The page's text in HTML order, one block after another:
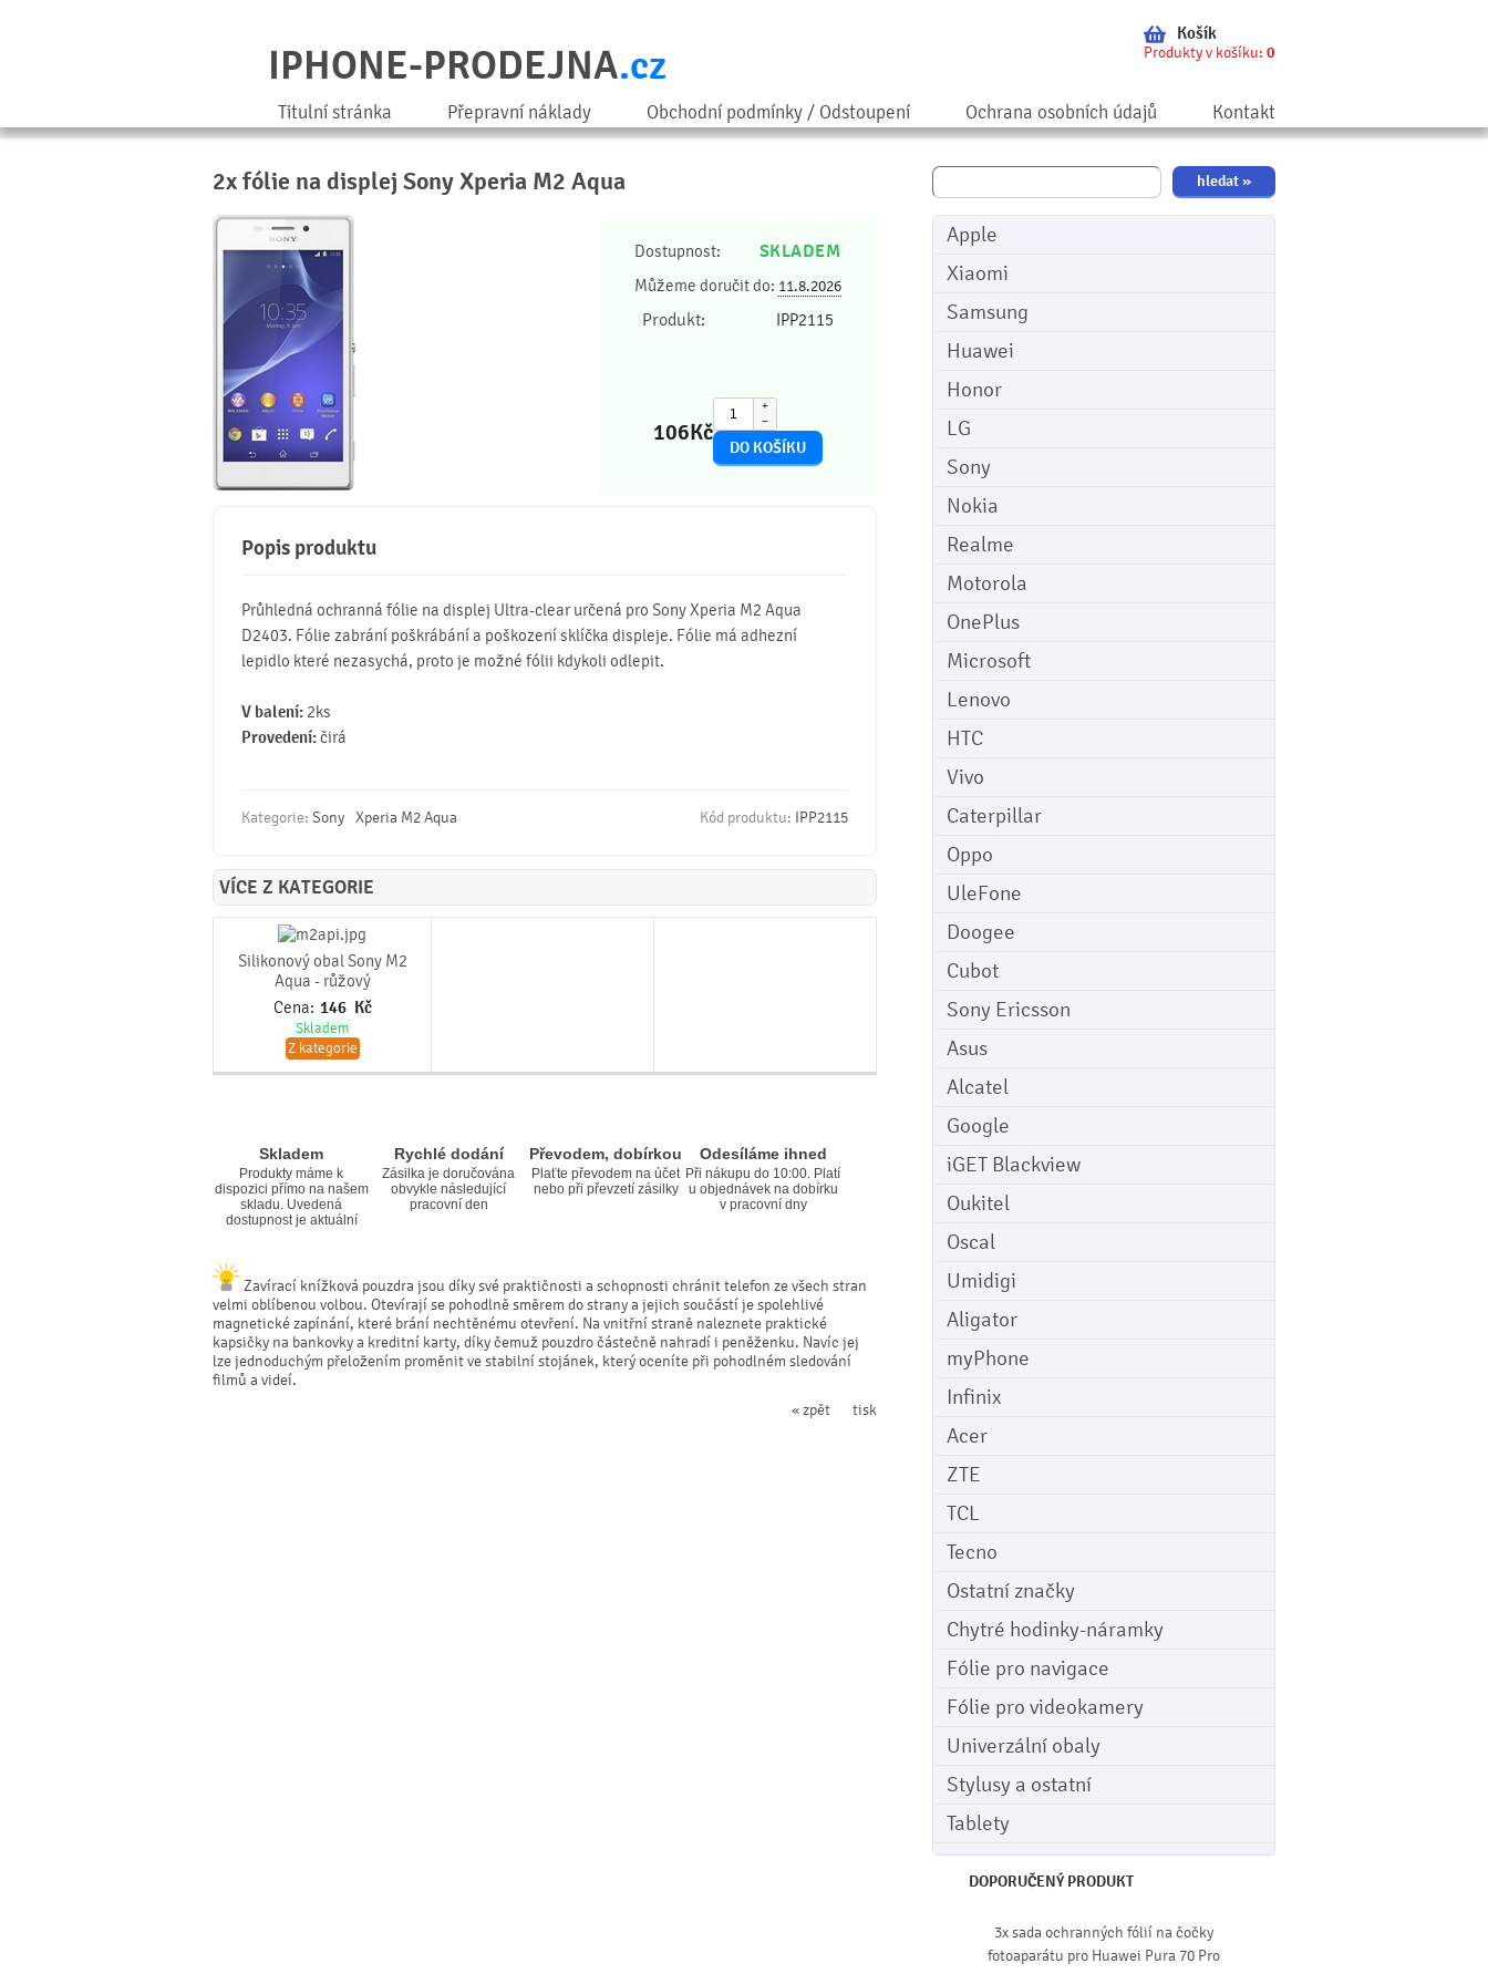
Košík
Produkty v košíku: 0
IPHONE-PRODEJNA.cz
Titulní stránka Přepravní náklady Obchodní podmínky / Odstoupení Ochrana osobních údajů Kontakt
Apple
Xiaomi
Samsung
Huawei
Honor
LG
Sony
Nokia
Realme
Motorola
OnePlus
Microsoft
Lenovo
HTC
Vivo
Caterpillar
Oppo
UleFone
Doogee
Cubot
Sony Ericsson
Asus
Alcatel
Google
iGET Blackview
Oukitel
Oscal
Umidigi
Aligator
myPhone
Infinix
Acer
ZTE
TCL
Tecno
Ostatní značky
Chytré hodinky-náramky
Fólie pro navigace
Fólie pro videokamery
Univerzální obaly
Stylusy a ostatní
Tablety
DOPORUČENÝ PRODUKT
3x sada ochranných fólií na čočky
fotoaparátu pro Huawei Pura 70 Pro
2x fólie na displej Sony Xperia M2 Aqua
Dostupnost: SKLADEM
Můžeme doručit do: 11.8.2026
Produkt: IPP2115
106Kč
+
−
Popis produktu
Průhledná ochranná fólie na displej Ultra-clear určená pro Sony Xperia M2 Aqua
D2403. Fólie zabrání poškrábání a poškození sklíčka displeje. Fólie má adhezní
lepidlo které nezasychá, proto je možné fólii kdykoli odlepit.
V balení: 2ks
Provedení:čirá
Kategorie: Sony Xperia M2 Aqua Kód produktu: IPP2115
VÍCE Z KATEGORIE
Silikonový obal Sony M2
Aqua - růžový
Cena: 146 Kč
Skladem
Z kategorie
Skladem
Produkty máme k
dispozici přímo na našem
skladu. Uvedená
dostupnost je aktuální
Rychlé dodání
Zásilka je doručována
obvykle následující
pracovní den
Převodem, dobírkou
Plaťte převodem na účet
nebo při převzetí zásilky
Odesíláme ihned
Při nákupu do 10:00. Platí
u objednávek na dobírku
v pracovní dny
Zavírací knížková pouzdra jsou díky své praktičnosti a schopnosti chránit telefon ze všech stran
velmi oblíbenou volbou. Otevírají se pohodlně směrem do strany a jejich součástí je spolehlivé
magnetické zapínání, které brání nechtěnému otevření. Na vnitřní straně naleznete praktické
kapsičky na bankovky a kreditní karty, díky čemuž pouzdro částečně nahradí i peněženku. Navíc jej
lze jednoduchým přeložením proměnit ve stabilní stojánek, který oceníte při pohodlném sledování
filmů a videí.
tisk
« zpět